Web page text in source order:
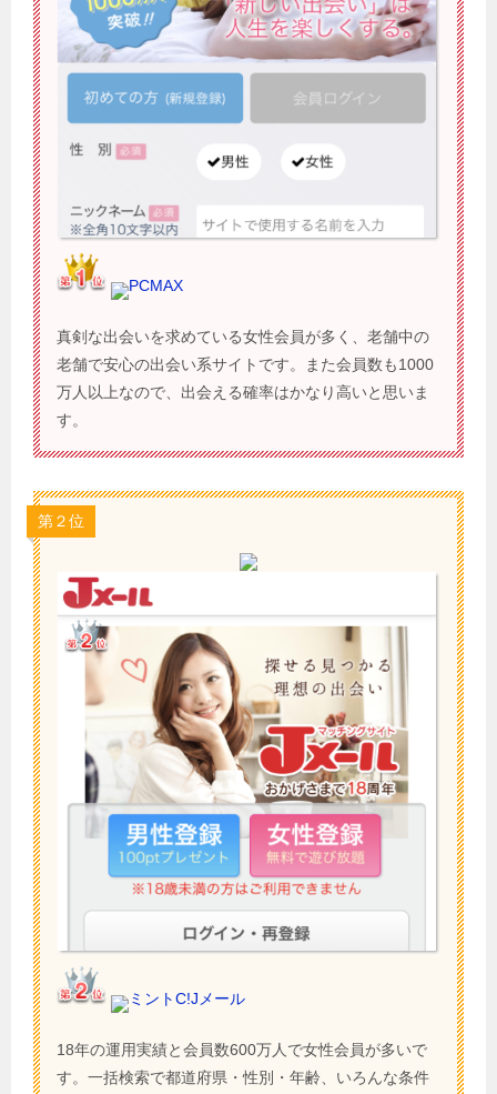
PCMAX
真剣な出会いを求めている女性会員が多く、老舗中の
老舗で安心の出会い系サイトです。また会員数も1000
万人以上なので、出会える確率はかなり高いと思いま
す。
第２位
ミントC!Jメール
18年の運用実績と会員数600万人で女性会員が多いで
す。一括検索で都道府県・性別・年齢、いろんな条件